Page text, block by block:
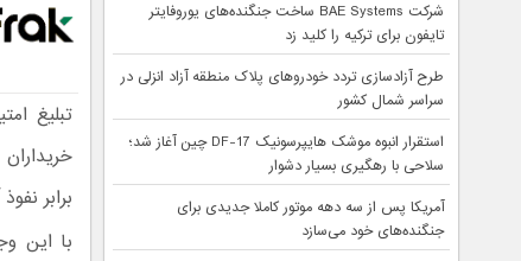
برابر
با این
شرکت BAE Systems ساخت جنگنده‌های یوروفایتر
تایفون برای ترکیه را کلید زد
طرح آزادسازی تردد خودروهای پلاک منطقه آزاد انزلی در
سراسر شمال کشور
استقرار انبوه موشک هایپرسونیک DF-17 چین آغاز شد؛
سلاحی با رهگیری بسیار دشوار
آمریکا پس از سه دهه موتور کاملا جدیدی برای
جنگنده‌های خود می‌سازد